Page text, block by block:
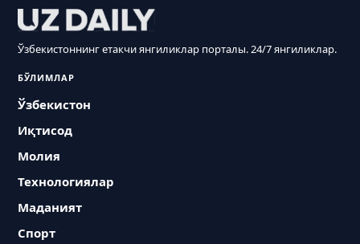
Ўзбекистоннинг етакчи янгиликлар порталы. 24/7 янгиликлар.
БЎЛИМЛАР
Ўзбекистон
Иқтисод
Молия
Технологиялар
Маданият
Спорт